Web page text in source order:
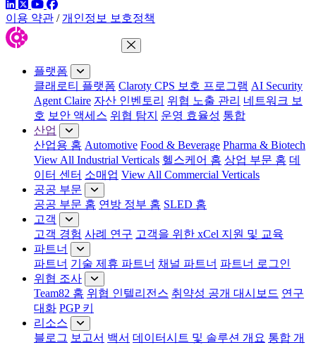
링크드인
트위터유튜브
페이스북
이용 약관 / 개인정보 보호정책
메뉴 닫기
플랫폼
클래로티 플랫폼 Claroty CPS 보호 프로그램 AI Security
Agent Claire 자산 인벤토리 위협 노출 관리 네트워크 보
호 보안 액세스 위협 탐지 운영 효율성 통합
산업
산업용 홈 Automotive Food & Beverage Pharma & Biotech
View All Industrial Verticals 헬스케어 홈 상업 부문 홈 데
이터 센터 소매업 View All Commercial Verticals
공공 부문
공공 부문 홈 연방 정부 홈 SLED 홈
고객
고객 경험 사례 연구 고객을 위한 xCel 지원 및 교육
파트너
파트너 기술 제휴 파트너 채널 파트너 파트너 로그인
위협 조사
Team82 홈 위협 인텔리전스 취약성 공개 대시보드 연구
대화 PGP 키
리소스
블로그 보고서 백서 데이터시트 및 솔루션 개요 통합 개